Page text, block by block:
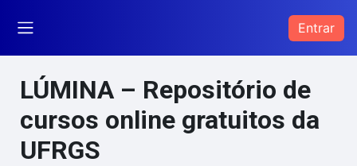
Entrar
LÚMINA – Repositório de
cursos online gratuitos da
UFRGS